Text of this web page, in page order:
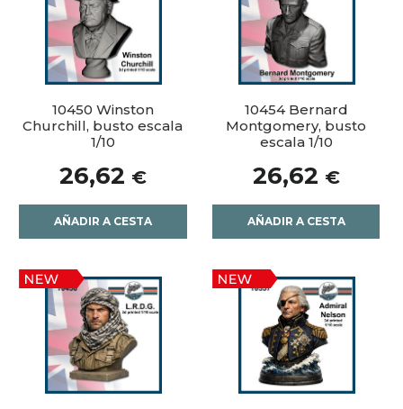
10450 Winston
Churchill, busto escala
1/10
26,62 €
AÑADIR A CESTA
10454 Bernard
Montgomery, busto
escala 1/10
26,62 €
AÑADIR A CESTA